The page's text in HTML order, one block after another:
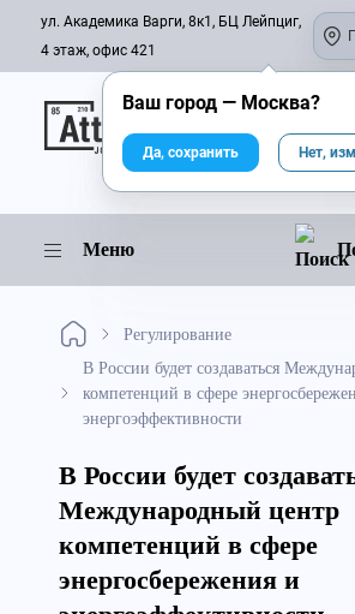
ул. Академика Варги, 8к1, БЦ Лейпциг,
4 этаж, офис 421
Онлайн-журнал
Меню
Регулирование
В России будет создаваться
компетенций в сфере
энергоэффективности
В России будет
Международный центр
компетенций в сфере
энергосбережения и
Ваш город — Москва?
Да, сохранить Нет,